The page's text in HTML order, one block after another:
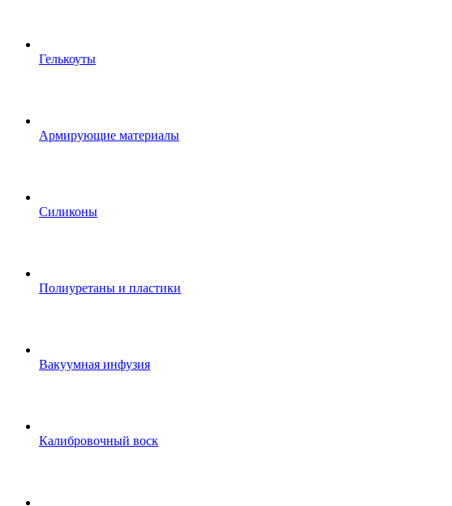
Гелькоуты
Армирующие материалы
Силиконы
Полиуретаны и пластики
Вакуумная инфузия
Калибровочный воск